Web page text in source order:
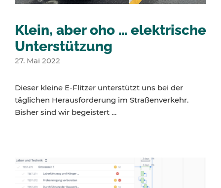
Klein, aber oho … elektrische
Unterstützung
27. Mai 2022
Dieser kleine E-Flitzer unterstützt uns bei der
täglichen Herausforderung im Straßenverkehr.
Bisher sind wir begeistert …